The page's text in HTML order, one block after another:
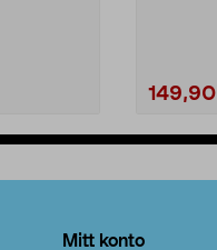
149,90
Mitt konto